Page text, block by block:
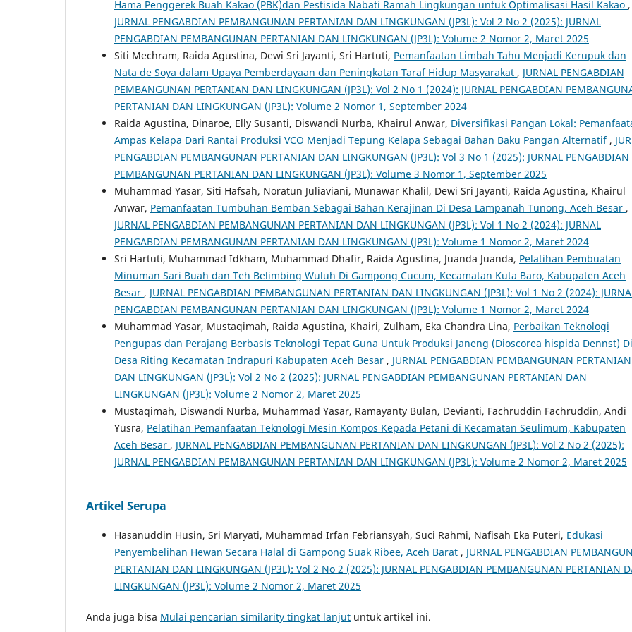
Hama Penggerek Buah Kakao (PBK)dan Pestisida Nabati Ramah Lingkungan untuk Optimalisasi Hasil Kakao ,
JURNAL PENGABDIAN PEMBANGUNAN PERTANIAN DAN LINGKUNGAN (JP3L): Vol 2 No 2 (2025): JURNAL
PENGABDIAN PEMBANGUNAN PERTANIAN DAN LINGKUNGAN (JP3L): Volume 2 Nomor 2, Maret 2025
Siti Mechram, Raida Agustina, Dewi Sri Jayanti, Sri Hartuti, Pemanfaatan Limbah Tahu Menjadi Kerupuk dan
Nata de Soya dalam Upaya Pemberdayaan dan Peningkatan Taraf Hidup Masyarakat , JURNAL PENGABDIAN
PEMBANGUNAN PERTANIAN DAN LINGKUNGAN (JP3L): Vol 2 No 1 (2024): JURNAL PENGABDIAN
PERTANIAN DAN LINGKUNGAN (JP3L): Volume 2 Nomor 1, September 2024
Raida Agustina, Dinaroe, Elly Susanti, Diswandi Nurba, Khairul Anwar, Diversifikasi Pangan Lokal:
Ampas Kelapa Dari Rantai Produksi VCO Menjadi Tepung Kelapa Sebagai Bahan Baku Pangan Alternatif ,
PENGABDIAN PEMBANGUNAN PERTANIAN DAN LINGKUNGAN (JP3L): Vol 3 No 1 (2025): JURNAL PENGABDIAN
PEMBANGUNAN PERTANIAN DAN LINGKUNGAN (JP3L): Volume 3 Nomor 1, September 2025
Muhammad Yasar, Siti Hafsah, Noratun Juliaviani, Munawar Khalil, Dewi Sri Jayanti, Raida Agustina, Khairul
Anwar, Pemanfaatan Tumbuhan Bemban Sebagai Bahan Kerajinan Di Desa Lampanah Tunong, Aceh Besar ,
JURNAL PENGABDIAN PEMBANGUNAN PERTANIAN DAN LINGKUNGAN (JP3L): Vol 1 No 2 (2024): JURNAL
PENGABDIAN PEMBANGUNAN PERTANIAN DAN LINGKUNGAN (JP3L): Volume 1 Nomor 2, Maret 2024
Sri Hartuti, Muhammad Idkham, Muhammad Dhafir, Raida Agustina, Juanda Juanda, Pelatihan Pembuatan
Minuman Sari Buah dan Teh Belimbing Wuluh Di Gampong Cucum, Kecamatan Kuta Baro, Kabupaten Aceh
Besar , JURNAL PENGABDIAN PEMBANGUNAN PERTANIAN DAN LINGKUNGAN (JP3L): Vol 1 No 2 (2024):
PENGABDIAN PEMBANGUNAN PERTANIAN DAN LINGKUNGAN (JP3L): Volume 1 Nomor 2, Maret 2024
Muhammad Yasar, Mustaqimah, Raida Agustina, Khairi, Zulham, Eka Chandra Lina, Perbaikan Teknologi
Pengupas dan Perajang Berbasis Teknologi Tepat Guna Untuk Produksi Janeng (Dioscorea hispida Dennst) Di
Desa Riting Kecamatan Indrapuri Kabupaten Aceh Besar , JURNAL PENGABDIAN PEMBANGUNAN PERTANIAN
DAN LINGKUNGAN (JP3L): Vol 2 No 2 (2025): JURNAL PENGABDIAN PEMBANGUNAN PERTANIAN DAN
LINGKUNGAN (JP3L): Volume 2 Nomor 2, Maret 2025
Mustaqimah, Diswandi Nurba, Muhammad Yasar, Ramayanty Bulan, Devianti, Fachruddin Fachruddin, Andi
Yusra, Pelatihan Pemanfaatan Teknologi Mesin Kompos Kepada Petani di Kecamatan Seulimum, Kabupaten
Aceh Besar , JURNAL PENGABDIAN PEMBANGUNAN PERTANIAN DAN LINGKUNGAN (JP3L): Vol 2 No 2 (2025):
JURNAL PENGABDIAN PEMBANGUNAN PERTANIAN DAN LINGKUNGAN (JP3L): Volume 2 Nomor 2, Maret 2025
Artikel Serupa
Hasanuddin Husin, Sri Maryati, Muhammad Irfan Febriansyah, Suci Rahmi, Nafisah Eka Puteri, Edukasi
Penyembelihan Hewan Secara Halal di Gampong Suak Ribee, Aceh Barat , JURNAL PENGABDIAN
PERTANIAN DAN LINGKUNGAN (JP3L): Vol 2 No 2 (2025): JURNAL PENGABDIAN PEMBANGUNAN PERTANIAN
LINGKUNGAN (JP3L): Volume 2 Nomor 2, Maret 2025
Anda juga bisa Mulai pencarian similarity tingkat lanjut untuk artikel ini.